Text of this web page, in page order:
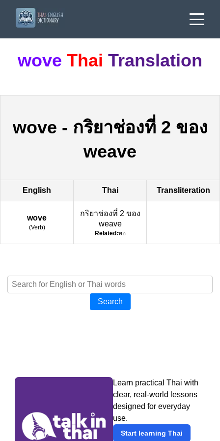
wove Thai Translation
wove - กริยาช่องที่ 2 ของ
weave
English Thai Transliteration
wove
(Verb)
กริยาช่องที่ 2 ของ
weave
Related:ทอ
Search
Learn practical Thai with
clear, real-world lessons
designed for everyday
use.
Start learning Thai